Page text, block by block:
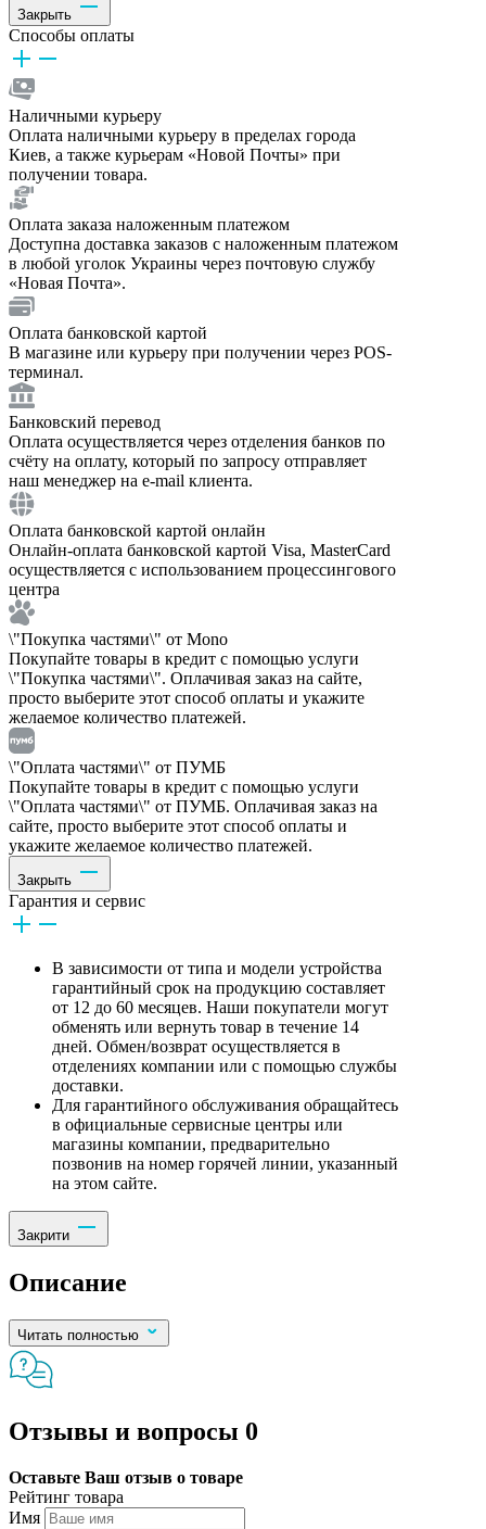
Закрыть
Способы оплаты
Наличными курьеру
Оплата наличными курьеру в пределах города
Киев, а также курьерам «Новой Почты» при
получении товара.
Оплата заказа наложенным платежом
Доступна доставка заказов с наложенным платежом
в любой уголок Украины через почтовую службу
«Новая Почта».
Оплата банковской картой
В магазине или курьеру при получении через POS-
терминал.
Банковский перевод
Оплата осуществляется через отделения банков по
счёту на оплату, который по запросу отправляет
наш менеджер на e-mail клиента.
Оплата банковской картой онлайн
Онлайн-оплата банковской картой Visa, MasterCard
осуществляется с использованием процессингового
центра
\"Покупка частями\" от Mono
Покупайте товары в кредит с помощью услуги
\"Покупка частями\". Оплачивая заказ на сайте,
просто выберите этот способ оплаты и укажите
желаемое количество платежей.
\"Оплата частями\" от ПУМБ
Покупайте товары в кредит с помощью услуги
\"Оплата частями\" от ПУМБ. Оплачивая заказ на
сайте, просто выберите этот способ оплаты и
укажите желаемое количество платежей.
Закрыть
Гарантия и сервис
В зависимости от типа и модели устройства
гарантийный срок на продукцию составляет
от 12 до 60 месяцев. Наши покупатели могут
обменять или вернуть товар в течение 14
дней. Обмен/возврат осуществляется в
отделениях компании или с помощью службы
доставки.
Для гарантийного обслуживания обращайтесь
в официальные сервисные центры или
магазины компании, предварительно
позвонив на номер горячей линии, указанный
на этом сайте.
Закрити
Описание
Читать полностью
Отзывы и вопросы 0
Оставьте Ваш отзыв о товаре
Рейтинг товара
Имя